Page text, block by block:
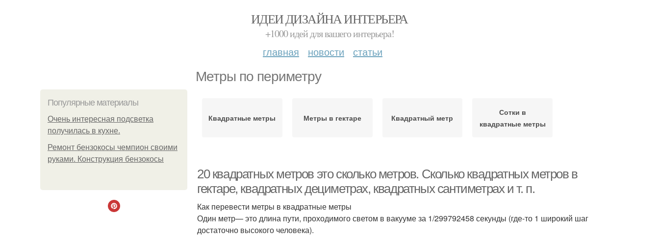
ИДЕИ ДИЗАЙНА ИНТЕРЬЕРА
+1000 идей для вашего интерьера!
главная новости статьи
Метры по периметру
Популярные материалы
Очень интересная подсветка
получилась в кухне.
Ремонт бензокосы чемпион своими
руками. Конструкция бензокосы
Квадратные метры Метры в гектаре Квадратный метр
Сотки в
квадратные метры
20 квадратных метров это сколько метров. Сколько квадратных метров в
гектаре, квадратных дециметрах, квадратных сантиметрах и т. п.
Как перевести метры в квадратные метры
Один метр— это длина пути, проходимого светом в вакууме за 1/299792458 секунды (где-то 1 широкий шаг
достаточно высокого человека).